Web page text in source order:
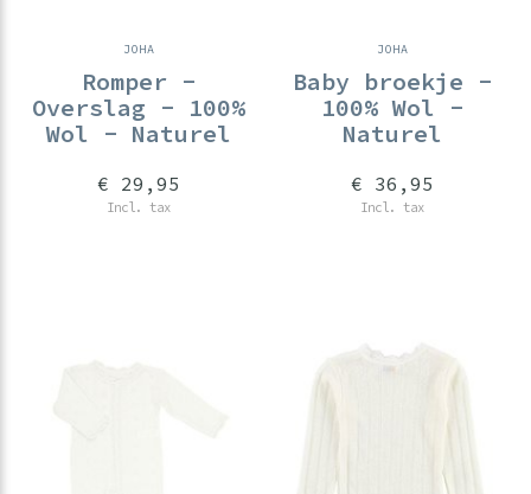
JOHA
Romper -
Overslag - 100%
Wol - Naturel
€ 29,95
Incl. tax
JOHA
Baby broekje -
100% Wol -
Naturel
€ 36,95
Incl. tax